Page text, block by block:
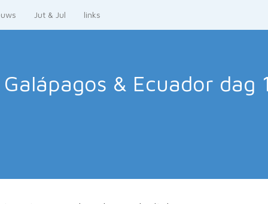
Jut & Jul links
& Ecuador dag